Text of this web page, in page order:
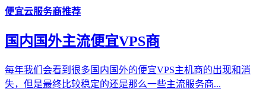
便宜云服务商推荐
国内国外主流便宜VPS商
每年我们会看到很多国内国外的便宜VPS主机商的出现和消
失，但是最终比较稳定的还是那么一些主流服务商...